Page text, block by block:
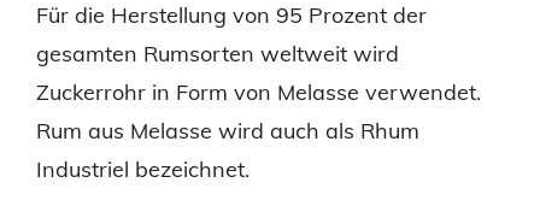
Für die Herstellung von 95 Prozent der
gesamten Rumsorten weltweit wird
Zuckerrohr in Form von Melasse verwendet.
Rum aus Melasse wird auch als Rhum
Industriel bezeichnet.